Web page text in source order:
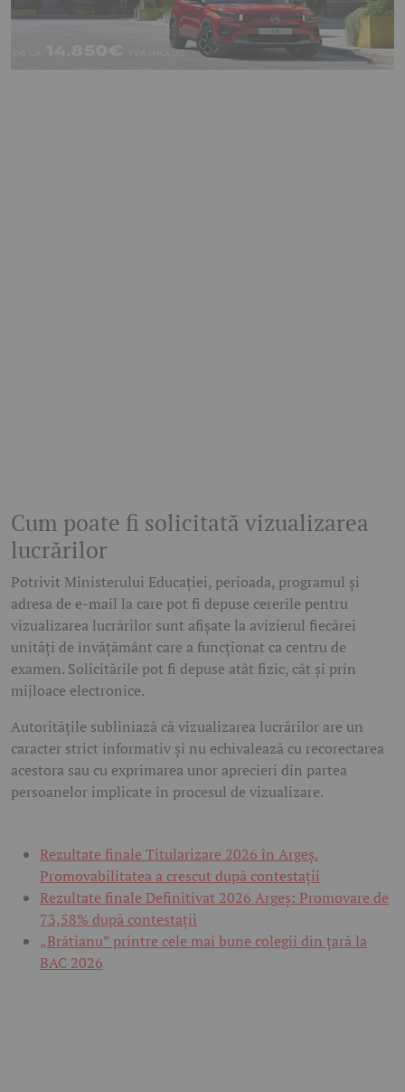
Cum poate fi solicitată vizualizarea
lucrărilor
Potrivit Ministerului Educației, perioada, programul și
adresa de e-mail la care pot fi depuse cererile pentru
vizualizarea lucrărilor sunt afișate la avizierul fiecărei
unități de învățământ care a funcționat ca centru de
examen. Solicitările pot fi depuse atât fizic, cât și prin
mijloace electronice.
Autoritățile subliniază că vizualizarea lucrărilor are un
caracter strict informativ și nu echivalează cu recorectarea
acestora sau cu exprimarea unor aprecieri din partea
persoanelor implicate în procesul de vizualizare.
Rezultate finale Titularizare 2026 în Argeș.
Promovabilitatea a crescut după contestații
Rezultate finale Definitivat 2026 Argeș: Promovare de
73,58% după contestații
„Brătianu” printre cele mai bune colegii din țară la
BAC 2026